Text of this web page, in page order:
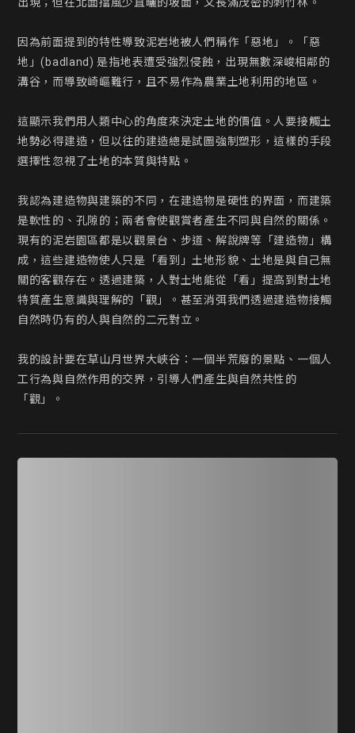
因為前面提到的特性導致泥岩地被人們稱作「惡地」。「惡
地」(badland) 是指地表遭受強烈侵蝕，出現無數深峻相鄰的
溝谷，而導致崎嶇難行，且不易作為農業土地利用的地區。
這顯示我們用人類中心的角度來決定土地的價值。人要接觸土
地勢必得建造，但以往的建造總是試圖強制塑形，這樣的手段
選擇性忽視了土地的本質與特點。
我認為建造物與建築的不同，在建造物是硬性的界面，而建築
是軟性的、孔隙的；兩者會使觀賞者產生不同與自然的關係。
現有的泥岩園區都是以觀景台、步道、解說牌等「建造物」構
成，這些建造物使人只是「看到」土地形貌、土地是與自己無
關的客觀存在。透過建築，人對土地能從「看」提高到對土地
特質產生意識與理解的「觀」。甚至消弭我們透過建造物接觸
自然時仍有的人與自然的二元對立。
我的設計要在草山月世界大峽谷：一個半荒廢的景點、一個人
工行為與自然作用的交界，引導人們產生與自然共性的